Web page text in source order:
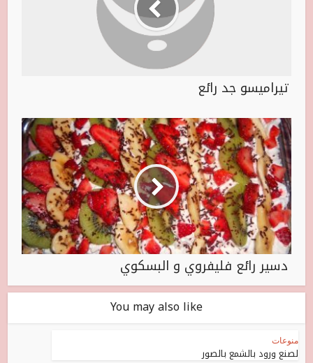
تيراميسو جد رائع
دسير رائع فليفروي و البسكوي
You may also like
منوعات
لصنع ورود بالشمع بالصور